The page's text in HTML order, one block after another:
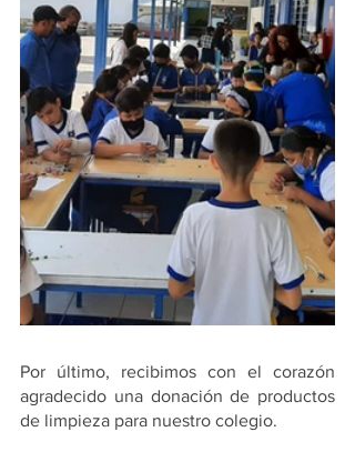
Por último, recibimos con el corazón
agradecido una donación de productos
de limpieza para nuestro colegio.